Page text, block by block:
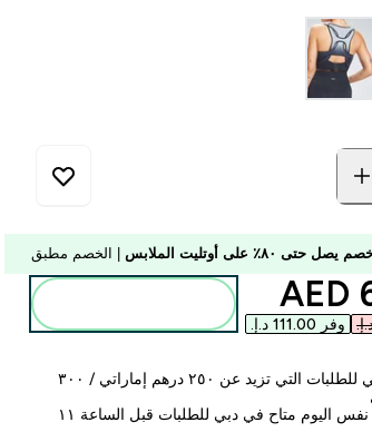
يصل حتى ٨٠٪ على أوتليت الملابس | الخصم مطبق
discounted
وفر ‏111.00 د.إ.‏‎
توصيل مجاني للطلبات التي تزيد عن ٢٥٠ درهم إماراتي / ٣٠٠
التوصيل في نفس اليوم متاح في دبي للطلبات قبل الساعة ١١